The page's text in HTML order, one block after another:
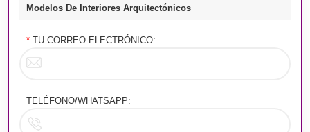
Modelos De Interiores Arquitectónicos
* TU CORREO ELECTRÓNICO:
TELÉFONO/WHATSAPP: